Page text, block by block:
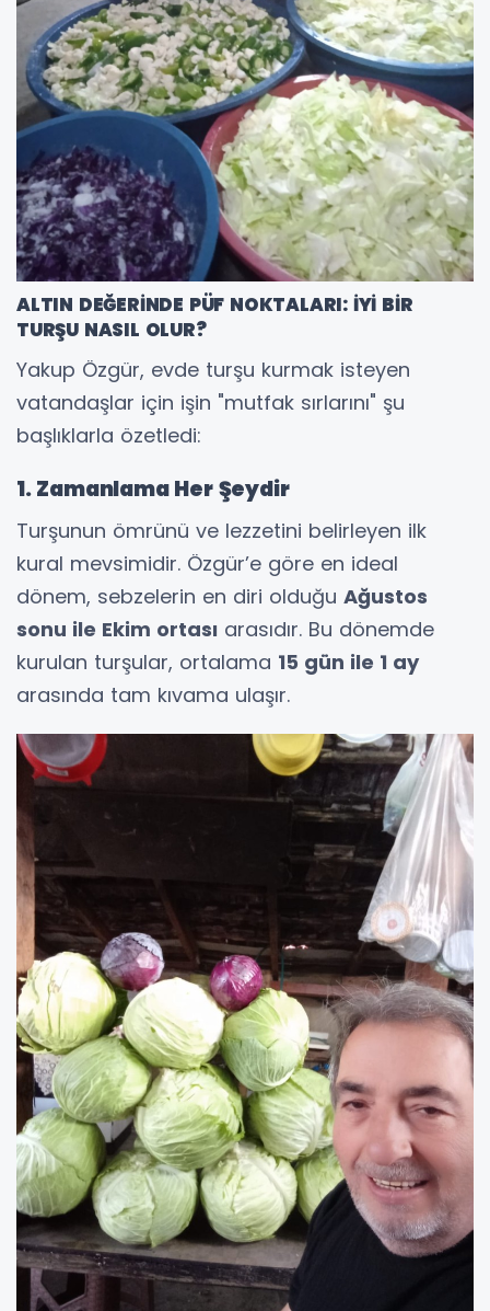
ALTIN DEĞERİNDE PÜF NOKTALARI: İYİ BİR
TURŞU NASIL OLUR?
Yakup Özgür, evde turşu kurmak isteyen
vatandaşlar için işin "mutfak sırlarını" şu
başlıklarla özetledi:
1. Zamanlama Her Şeydir
Turşunun ömrünü ve lezzetini belirleyen ilk
kural mevsimidir. Özgür’e göre en ideal
dönem, sebzelerin en diri olduğu Ağustos
sonu ile Ekim ortası arasıdır. Bu dönemde
kurulan turşular, ortalama 15 gün ile 1 ay
arasında tam kıvama ulaşır.